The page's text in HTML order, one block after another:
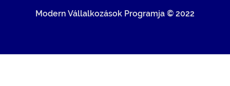
Modern Vállalkozások Programja © 2022